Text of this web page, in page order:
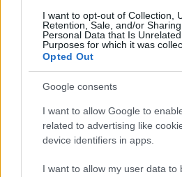
I want to opt-out of Collection,
Retention, Sale, and/or
Personal Data that Is
Purposes for which it was
Opted Out
Google consents
I want to allow Google to
related to advertising like
device identifiers in apps.
I want to allow my user data to
A kukorica prósza készítése
munkát igényel. A prósza
piskóta: könnyű és lágy. Az
készült aludttejjel készítik, de
sima bolti kefirrel is mennyei.